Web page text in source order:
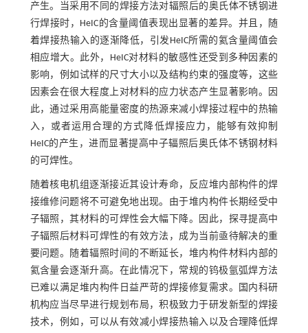
产生。当采用不同的焊接方法对辐照后的奥氏体不锈钢进
行焊接时，HeIC的含量阈值表现出显著的差异。并且，随
着焊接热输入的逐渐降低，引发HeIC所需的氦含量阈值会
相应增大。此外，HeIC对材料的敏感性还受到多种因素的
影响，例如试样的尺寸大小以及结构约束的强度等，这些
因素会在很大程度上对材料的应力状态产生显著影响。因
此，通过采用高能量密度的热源来减小焊接过程中的热输
入，或者运用合理的方式降低焊接应力，能够有效抑制
HeIC的产生，进而显著提高中子辐照后奥氏体不锈钢材料
的可焊性。
随着核电机组逐渐接近其设计寿命，反应堆内部构件的焊
接维修问题将不可避免地出现。由于堆内构件长期经受中
子辐照，其材料的可焊性会大幅下降。因此，探寻提高中
子辐照后材料可焊性的有效方法，成为当前亟待解决的重
要问题。随着辐照时间的不断延长，堆内构件材料内部的
氦含量会逐渐升高。在此情况下，常规的钨极氩弧焊方法
已难以满足堆内构件日益严苛的焊接修复需求。国内科研
机构应当尽早进行规划布局，积极致力于研发新型的焊接
技术，例如，可以从有效减小焊接热输入以及合理降低焊